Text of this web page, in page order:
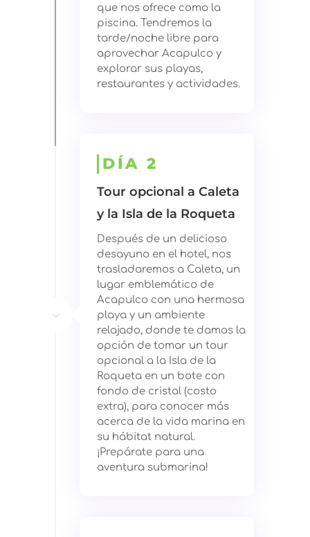
que nos ofrece como la
piscina. Tendremos la
tarde/noche libre para
aprovechar Acapulco y
explorar sus playas,
restaurantes y actividades.
3
DÍA 2
Tour opcional a Caleta
y la Isla de la Roqueta
Después de un delicioso
desayuno en el hotel, nos
trasladaremos a Caleta, un
lugar emblemático de
Acapulco con una hermosa
playa y un ambiente
relajado, donde te damos la
opción de tomar un tour
opcional a la Isla de la
Roqueta en un bote con
fondo de cristal (costo
extra), para conocer más
acerca de la vida marina en
su hábitat natural.
¡Prepárate para una
aventura submarina!